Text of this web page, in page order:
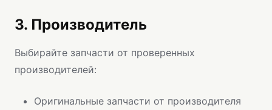
3. Производитель
Выбирайте запчасти от проверенных
производителей:
Оригинальные запчасти от производителя